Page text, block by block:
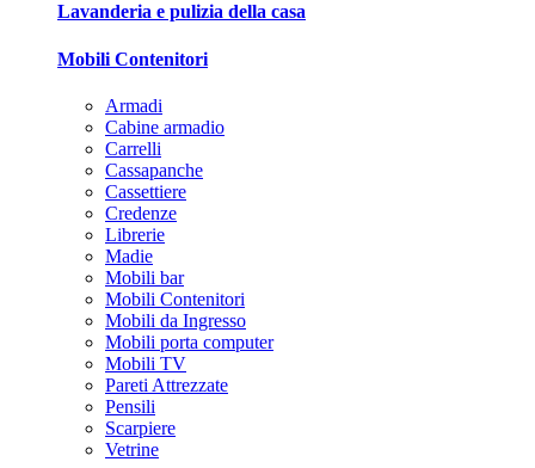
Lavanderia e pulizia della casa
Mobili Contenitori
Armadi
Cabine armadio
Carrelli
Cassapanche
Cassettiere
Credenze
Librerie
Madie
Mobili bar
Mobili Contenitori
Mobili da Ingresso
Mobili porta computer
Mobili TV
Pareti Attrezzate
Pensili
Scarpiere
Vetrine